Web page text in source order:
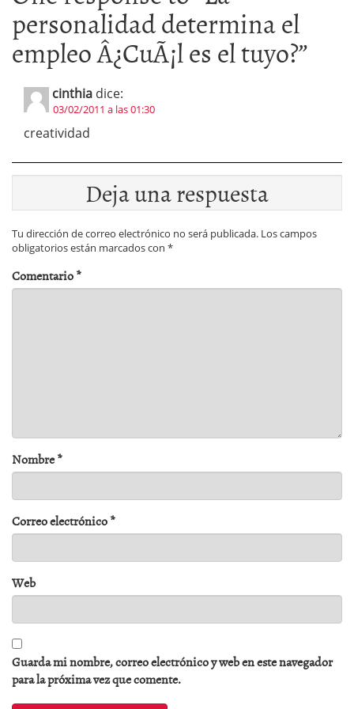
personalidad determina el
empleo Â¿CuÃ¡l es el tuyo?”
cinthia dice:
03/02/2011 a las 01:30
creatividad
Deja una respuesta
Tu dirección de correo electrónico no será publicada. Los campos
obligatorios están marcados con *
Comentario*
Nombre*
Correo electrónico*
Web
Guarda mi nombre, correo electrónico y web en este navegador
para la próxima vez que comente.